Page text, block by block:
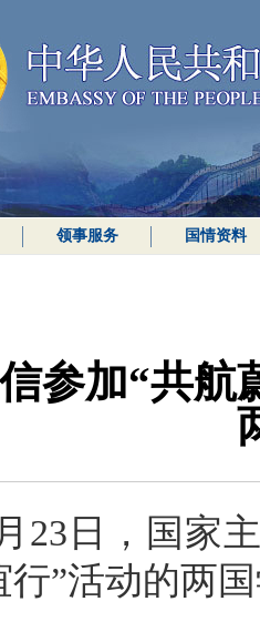
领事服务 国情资料
参加“共航
23日，国家
行”活动的两